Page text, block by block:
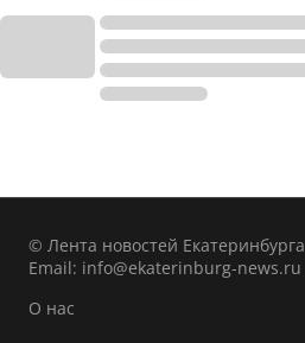
© Лента новостей Екатеринбурга
Email: info@ekaterinburg-news.ru
О нас